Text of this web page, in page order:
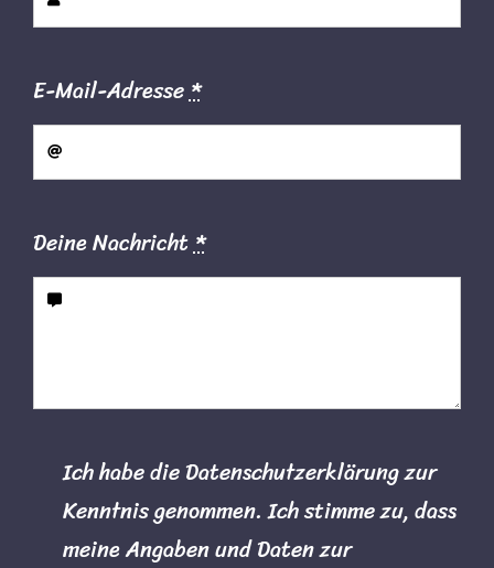
E-Mail-Adresse*
Deine Nachricht*
Ich habe die Datenschutzerklärung zur
Kenntnis genommen. Ich stimme zu, dass
meine Angaben und Daten zur